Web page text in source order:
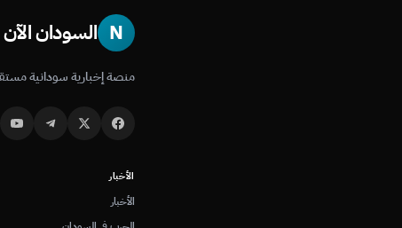
N السودان الآن
منصة إخبارية سودانية
الأخبار
الأخبار